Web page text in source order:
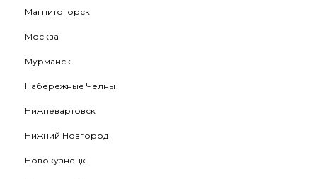
Магнитогорск
Москва
Мурманск
Набережные Челны
Нижневартовск
Нижний Новгород
Новокузнецк